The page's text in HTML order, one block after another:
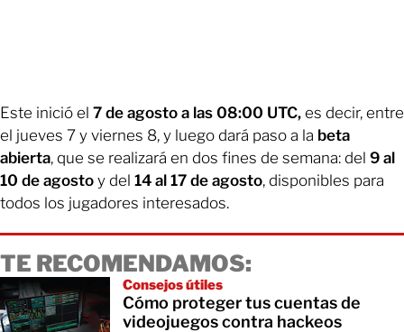
Este inició el 7 de agosto a las 08:00 UTC, es decir, entre
el jueves 7 y viernes 8, y luego dará paso a la beta
abierta, que se realizará en dos fines de semana: del 9 al
10 de agosto y del 14 al 17 de agosto, disponibles para
todos los jugadores interesados.
TE RECOMENDAMOS:
Consejos útiles
Cómo proteger tus cuentas de
videojuegos contra hackeos